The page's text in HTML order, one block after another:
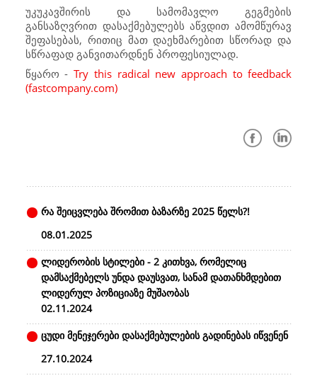
უკუკავშირის და სამომავლო გეგმების
განსაზღვრით დასაქმებულებს აწვდით ამომწურავ
შეფასებას, რითიც მათ დაეხმარებით სწორად და
სწრაფად განვითარდნენ პროფესიულად.
წყარო -Try this radical new approach to feedback
(fastcompany.com)
რა შეიცვლება შრომით ბაზარზე 2025 წელს?!
08.01.2025
ლიდერობის სტილები - 2 კითხვა, რომელიც
დამსაქმებელს უნდა დაუსვათ, სანამ დათანხმდებით
ლიდერულ პოზიციაზე მუშაობას
02.11.2024
ცუდი მენეჯერები დასაქმებულების გადინებას იწვენენ
27.10.2024